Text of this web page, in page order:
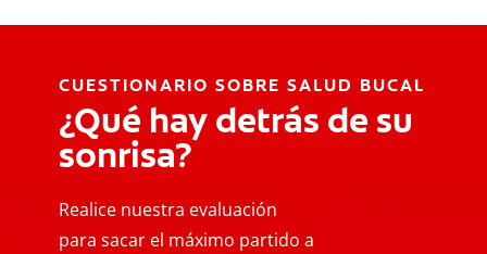
CUESTIONARIO SOBRE SALUD BUCAL
¿Qué hay detrás de su
sonrisa?
Realice nuestra evaluación
para sacar el máximo partido a